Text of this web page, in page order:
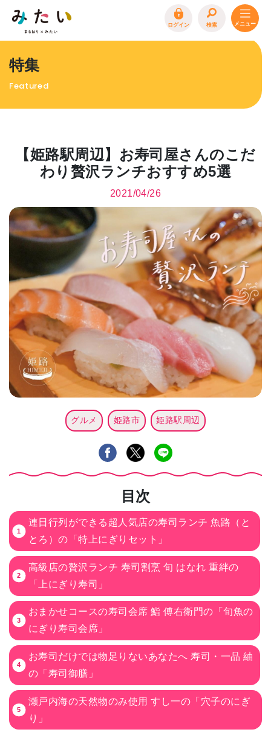
ログイン 検索
特集
エリア特集
お問合わせ イベント情報募集
サイトポリシー 運営会社
FAQ
特集
Featured
【姫路駅周辺】お寿司屋さんのこだ
わり贅沢ランチおすすめ5選
2021/04/26
グルメ 姫路市 姫路駅周辺
目次
連日行列ができる超人気店の寿司ランチ 魚路（と
とろ）の「特上にぎりセット」
高級店の贅沢ランチ 寿司割烹 旬 はなれ 重絆の
「上にぎり寿司」
おまかせコースの寿司会席 鮨 傅右衛門の「旬魚の
にぎり寿司会席」
お寿司だけでは物足りないあなたへ 寿司・一品 紬
の「寿司御膳」
瀬戸内海の天然物のみ使用 すし一の「穴子のにぎ
り」